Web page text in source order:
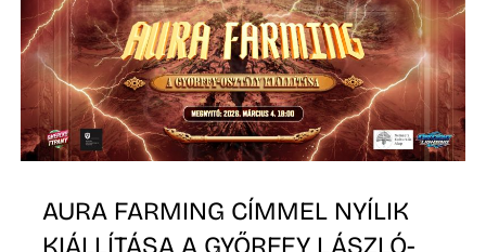
AURA FARMING CÍMMEL NYÍLIK
KIÁLLÍTÁSA A GYŐRFFY LÁSZLÓ-